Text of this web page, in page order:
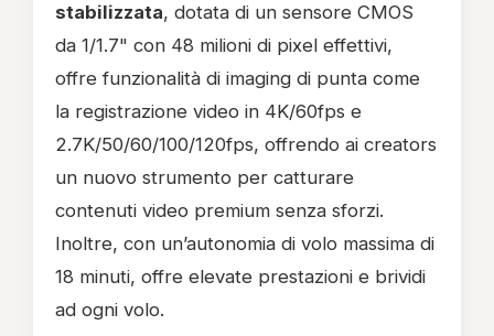
stabilizzata, dotata di un sensore CMOS
da 1/1.7" con 48 milioni di pixel effettivi,
offre funzionalità di imaging di punta come
la registrazione video in 4K/60fps e
2.7K/50/60/100/120fps, offrendo ai creators
un nuovo strumento per catturare
contenuti video premium senza sforzi.
Inoltre, con un’autonomia di volo massima di
18 minuti, offre elevate prestazioni e brividi
ad ogni volo.